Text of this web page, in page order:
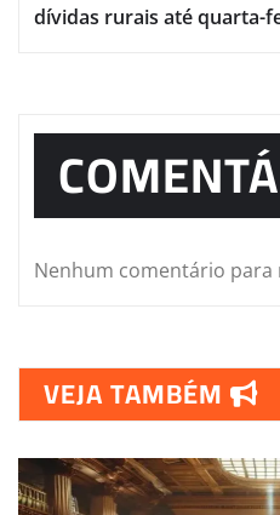
dívidas rurais até quarta-
Nenhum comentário para
VEJA TAMBÉM